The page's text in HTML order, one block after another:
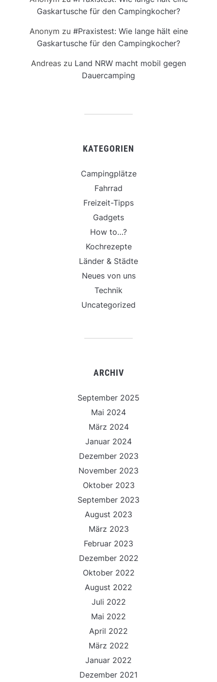
Gaskartusche für den Campingkocher?
Anonym zu #Praxistest: Wie lange hält eine
Gaskartusche für den Campingkocher?
Andreas zu Land NRW macht mobil gegen
Dauercamping
KATEGORIEN
Campingplätze
Fahrrad
Freizeit-Tipps
Gadgets
How to…?
Kochrezepte
Länder & Städte
Neues von uns
Technik
Uncategorized
ARCHIV
September 2025
Mai 2024
März 2024
Januar 2024
Dezember 2023
November 2023
Oktober 2023
September 2023
August 2023
März 2023
Februar 2023
Dezember 2022
Oktober 2022
August 2022
Juli 2022
Mai 2022
April 2022
März 2022
Januar 2022
Dezember 2021